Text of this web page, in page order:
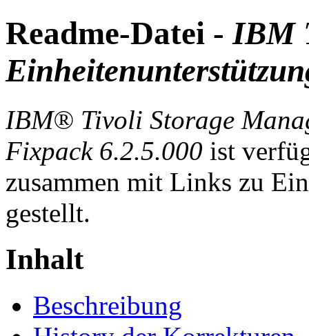
Readme-Datei -IBM
IBM® Tivoli Storage
Fixpack 6.2.5.000 ist
zusammen mit Links zu
gestellt.
Inhalt
Beschreibung